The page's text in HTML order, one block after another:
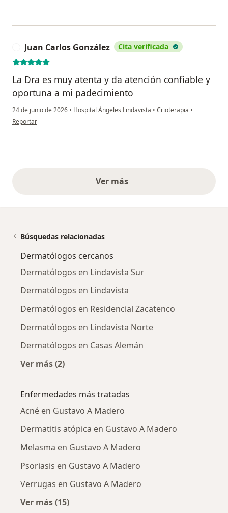
Juan Carlos González Cita verificada
La Dra es muy atenta y da atención confiable y
oportuna a mi padecimiento
24 de junio de 2026 • Hospital Ángeles Lindavista • Crioterapia •
en opinión del usuario Juan Carlos González
Reportar
Ver másopiniones anteriores
Búsquedas relacionadas
Dermatólogos cercanos
Dermatólogos en Lindavista Sur
Dermatólogos en Lindavista
Dermatólogos en Residencial Zacatenco
Dermatólogos en Lindavista Norte
Dermatólogos en Casas Alemán
Ver más (2)
Enfermedades más tratadas
Acné en Gustavo A Madero
Dermatitis atópica en Gustavo A Madero
Melasma en Gustavo A Madero
Psoriasis en Gustavo A Madero
Verrugas en Gustavo A Madero
Ver más (15)